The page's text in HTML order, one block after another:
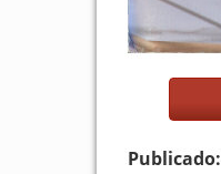
Publicado: